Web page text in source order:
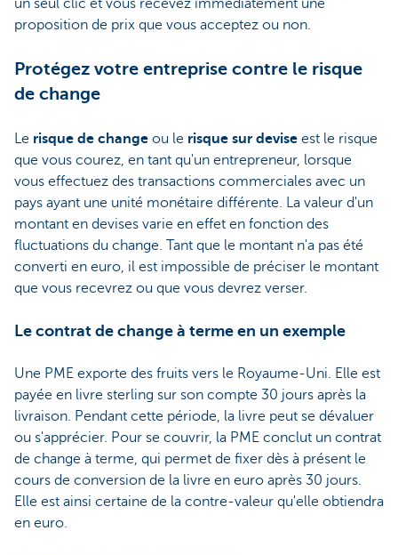
proposition de prix que vous acceptez ou non.
Protégez votre entreprise contre le risque
de change
Le risque de change ou le risque sur devise est le risque
que vous courez, en tant qu'un entrepreneur, lorsque
vous effectuez des transactions commerciales avec un
pays ayant une unité monétaire différente. La valeur d'un
montant en devises varie en effet en fonction des
fluctuations du change. Tant que le montant n'a pas été
converti en euro, il est impossible de préciser le montant
que vous recevrez ou que vous devrez verser.
Le contrat de change à terme en un exemple
Une PME exporte des fruits vers le Royaume-Uni. Elle est
payée en livre sterling sur son compte 30 jours après la
livraison. Pendant cette période, la livre peut se dévaluer
ou s'apprécier. Pour se couvrir, la PME conclut un contrat
de change à terme, qui permet de fixer dès à présent le
cours de conversion de la livre en euro après 30 jours.
Elle est ainsi certaine de la contre-valeur qu'elle obtiendra
en euro.